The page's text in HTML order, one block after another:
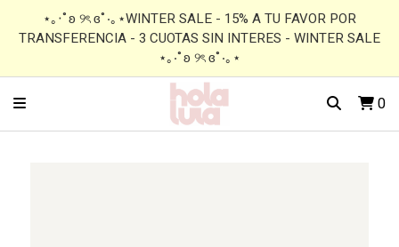
⋆｡‧˚ʚ ୨ৎ ɞ˚‧｡⋆WINTER SALE - 15% A TU FAVOR POR
TRANSFERENCIA - 3 CUOTAS SIN INTERES - WINTER SALE
⋆｡‧˚ʚ ୨ৎ ɞ˚‧｡⋆
0